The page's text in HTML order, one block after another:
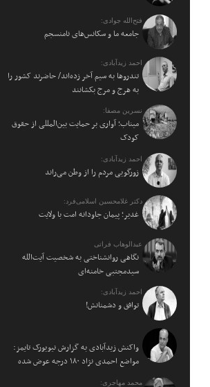
فتح‌الله جوادی:
جامعه ما و سکانس‌های نامنسجم
احمد زیدآبادی:
تندروها به سیم آخر زده‌اند/ حاضرند کشور را
به هرج و مرج بکشانند
نسرین مصفا:
میناب؛ آواری بر حمایت بین‌المللی از حقوق
کودک
احمد زیدآبادی:
زورگویی مردم را از وطن می‌راند
دکتر غلامحسین اسلامی‌فرد:
غدیر؛ پیمان جاودانه امت با ولایت
عبدالوهاب فراتی
نگاهی روانشناختی به شخصیت آیت‌الله
سیدمجتبی خامنه‌ای
احمد زیدآبادی:
توافق و دشمنانش!
واکنش زیدآبادی به گزارش نیویورک تایمز:
مواضع احمدی نژاد ۱۸۰ درجه عوض شده
محمد مهاجری: